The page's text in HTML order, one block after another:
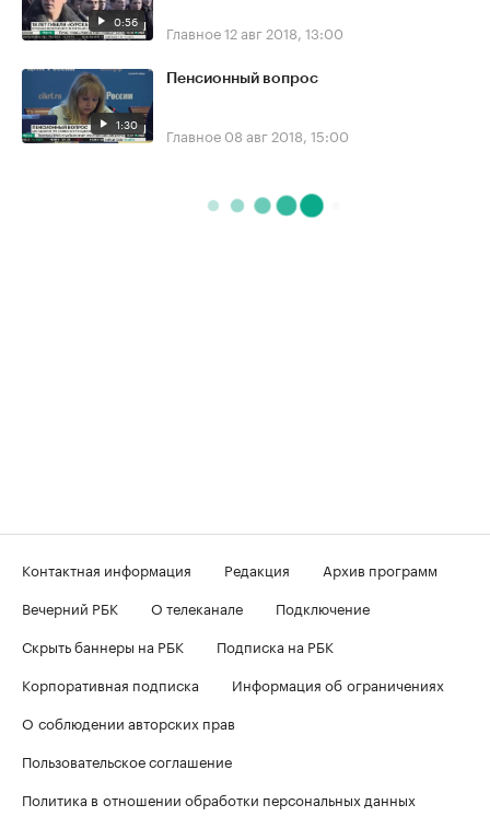
0:56 Главное12 авг 2018, 13:00
1:30
Пенсионный вопрос
Главное 08 авг 2018, 15:00
Контактная информация Редакция
Архив программ
Вечерний РБК
О телеканале
Подключение
Скрыть баннеры на РБК
Подписка на РБК
Корпоративная подписка
Информация об ограничениях
О соблюдении авторских прав
Пользовательское соглашение
Политика в отношении обработки персональных данных